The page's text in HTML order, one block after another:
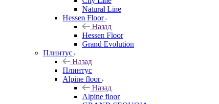
Natural Line
Hessen Floor
Назад
Hessen Floor
Grand Evolution
Плинтус
Назад
Плинтус
Alpine floor
Назад
Alpine floor